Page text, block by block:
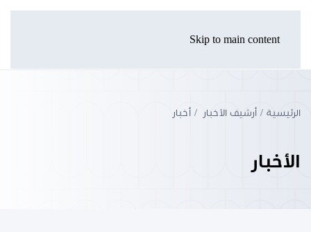
Skip to main content
الرئيسية أرشيف الأخبار أخبار
الأخبار